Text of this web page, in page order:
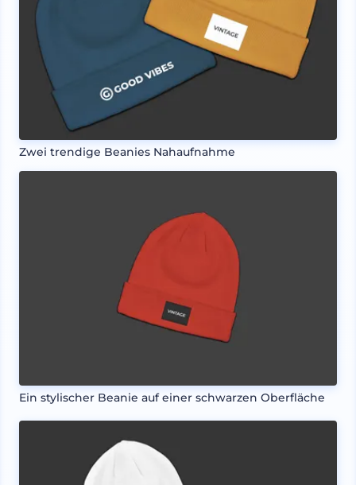
Zwei trendige Beanies Nahaufnahme
Ein stylischer Beanie auf einer schwarzen Oberfläche